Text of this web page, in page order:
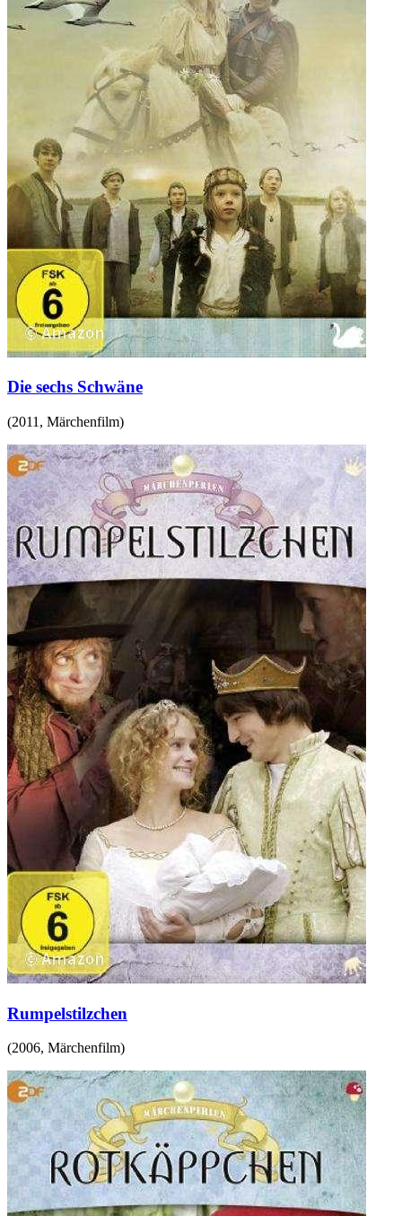
Die sechs Schwäne
(2011 , Märchenfilm)
Rumpelstilzchen
(2006, Märchenfilm)